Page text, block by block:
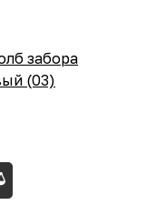
забора
(03)